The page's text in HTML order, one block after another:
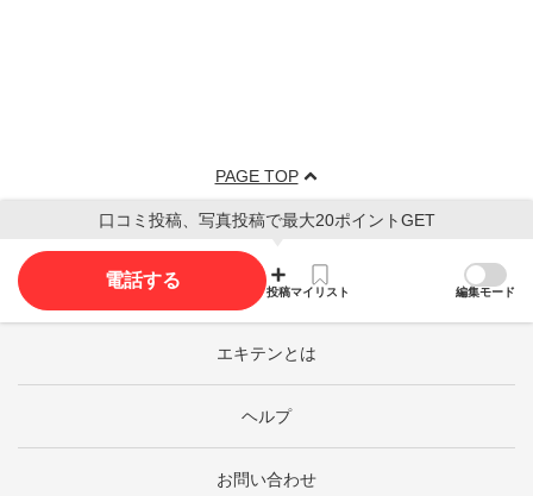
PAGE TOP
口コミ投稿、写真投稿で最大20ポイントGET
電話する
投稿マイリスト 編集モード
エキテンとは
ヘルプ
お問い合わせ